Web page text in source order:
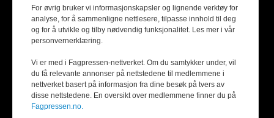
For øvrig bruker vi informasjonskapsler og lignende verktøy for
analyse, for å sammenligne nettlesere, tilpasse innhold til deg
og for å utvikle og tilby nødvendig funksjonalitet. Les mer i vår
personvernerklæring.
Vi er med i Fagpressen-nettverket. Om du samtykker under, vil
du få relevante annonser på nettstedene til medlemmene i
nettverket basert på informasjon fra dine besøk på tvers av
disse nettstedene. En oversikt over medlemmene finner du på
Fagpressen.no.